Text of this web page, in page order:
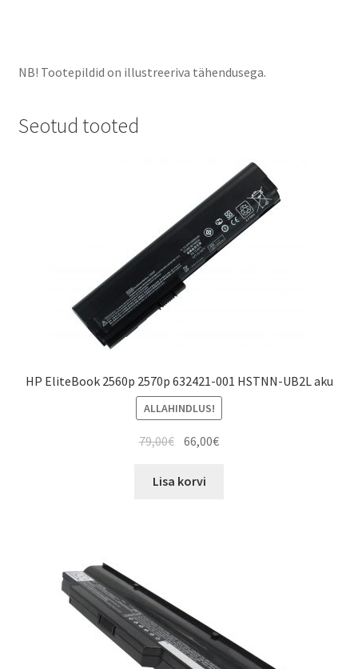
NB! Tootepildid on illustreeriva tähendusega.
Seotud tooted
HP EliteBook 2560p 2570p 632421-001 HSTNN-UB2L aku
ALLAHINDLUS!
79,00€ Algne
oli:
66,00€Current
Lisa korvi